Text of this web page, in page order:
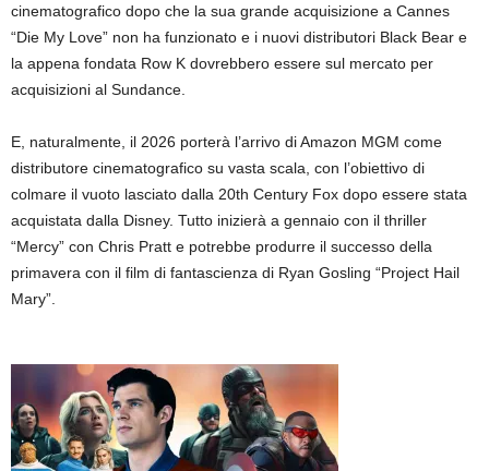
cinematografico dopo che la sua grande acquisizione a Cannes
“Die My Love” non ha funzionato e i nuovi distributori Black Bear e
la appena fondata Row K dovrebbero essere sul mercato per
acquisizioni al Sundance.
E, naturalmente, il 2026 porterà l’arrivo di Amazon MGM come
distributore cinematografico su vasta scala, con l’obiettivo di
colmare il vuoto lasciato dalla 20th Century Fox dopo essere stata
acquistata dalla Disney. Tutto inizierà a gennaio con il thriller
“Mercy” con Chris Pratt e potrebbe produrre il successo della
primavera con il film di fantascienza di Ryan Gosling “Project Hail
Mary”.